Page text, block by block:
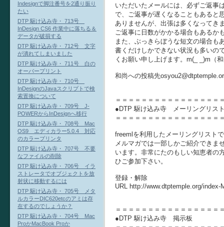
いただいたメールには、必ずご返事
で、ご返事が遅くなることもあると
ありませんが、出張は多くなってき
ご返事に日数がかかる場合もあるか
また、ぶっきらぼうな短文の場合も
書くだけしかできない状況も多いの
くお願い申し上げます。m(_ _)m（
和尚への投稿先
＝＝＝＝＝＝＝＝＝＝＝＝＝＝＝＝
●DTP 駆け込み寺 メーリングリス
＝＝＝＝＝＝＝＝＝＝＝＝＝＝＝＝
freemlを利用したメーリングリスト
メルマガでは一部しかご紹介できま
います。非常にたのもしい知恵者の
ひご参加下さい。
登録・解除
URL http://www.dtptemple.org/index-
＝＝＝＝＝＝＝＝＝＝＝＝＝＝＝＝
●DTP 駆け込み寺 掲示板
Indesignで脚注番号を2通り振り
たい
DTP 駆け込み寺・ 713号
InDesign CS6 作業中に落ちる＆
データが破損する
DTP 駆け込み寺・ 712号 文字
が潰れてしまいました
DTP 駆け込み寺・ 711号 白の
オーバープリント
DTP 駆け込み寺・ 710号
InDesignのJavaスクリプトで検
索置換について
DTP 駆け込み寺・ 709号 J-
POWERからInDesignへ移行
DTP 駆け込み寺・ 708号 Mac
OS9 エディカラー5.0.4 対応
のカラープリンタ
DTP 駆け込み寺・ 707号 不要
なファイルの削除
DTP 駆け込み寺・ 706号 イラ
ストレータでオブジェクトを放
射状に移動するには
DTP 駆け込み寺・ 705号 メタ
ルカラーDIC620etcのアミは存
在するのでしょうか？
DTP 駆け込み寺・ 704号 Mac
ProかMacBook Proか